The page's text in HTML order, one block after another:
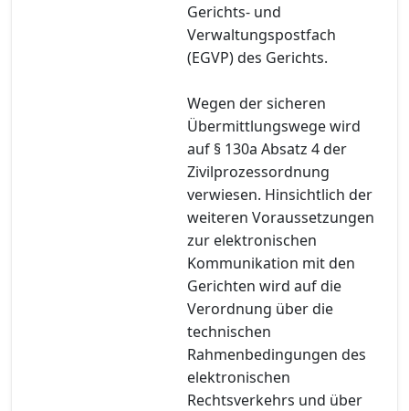
Gerichts- und
Verwaltungspostfach
(EGVP) des Gerichts.
Wegen der sicheren
Übermittlungswege wird
auf § 130a Absatz 4 der
Zivilprozessordnung
verwiesen. Hinsichtlich der
weiteren Voraussetzungen
zur elektronischen
Kommunikation mit den
Gerichten wird auf die
Verordnung über die
technischen
Rahmenbedingungen des
elektronischen
Rechtsverkehrs und über